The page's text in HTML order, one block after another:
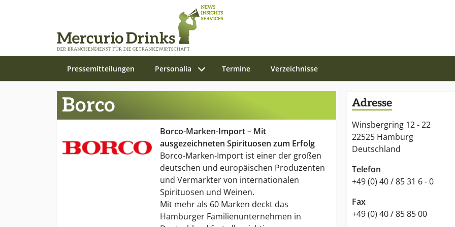
Pressemitteilungen Personalia Termine Verzeichnisse
Borco
Borco-Marken-Import – Mit
ausgezeichneten Spirituosen zum Erfolg
Borco-Marken-Import ist einer der großen
deutschen und europäischen Produzenten
und Vermarkter von internationalen
Spirituosen und Weinen.
Mit mehr als 60 Marken deckt das
Hamburger Familienunternehmen in
Adresse
Winsbergring 12 - 22
22525 Hamburg
Deutschland
Telefon
+49 (0) 40 / 85 31 6 - 0
Fax
+49 (0) 40 / 85 85 00